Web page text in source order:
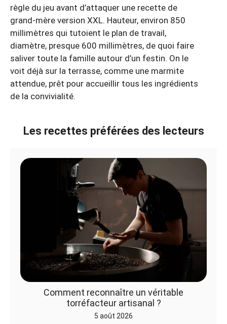
règle du jeu avant d’attaquer une recette de
grand-mère version XXL. Hauteur, environ 850
millimètres qui tutoient le plan de travail,
diamètre, presque 600 millimètres, de quoi faire
saliver toute la famille autour d’un festin. On le
voit déjà sur la terrasse, comme une marmite
attendue, prêt pour accueillir tous les ingrédients
de la convivialité.
Les recettes préférées des lecteurs
Comment reconnaître un véritable
torréfacteur artisanal ?
5 août 2026